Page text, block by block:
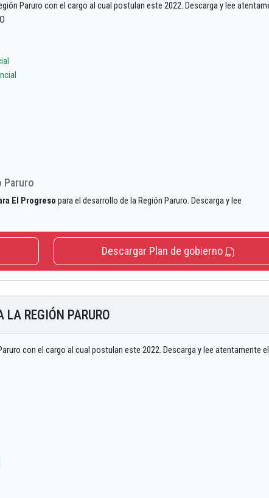
Paruro con el cargo al cual postulan este 2022. Descarga y lee
Paruro
El Progreso para el desarrollo de la Región Paruro. Descarga y lee
Descargar Plan de gobierno
LA REGIÓN PARURO
con el cargo al cual postulan este 2022. Descarga y lee atentamente